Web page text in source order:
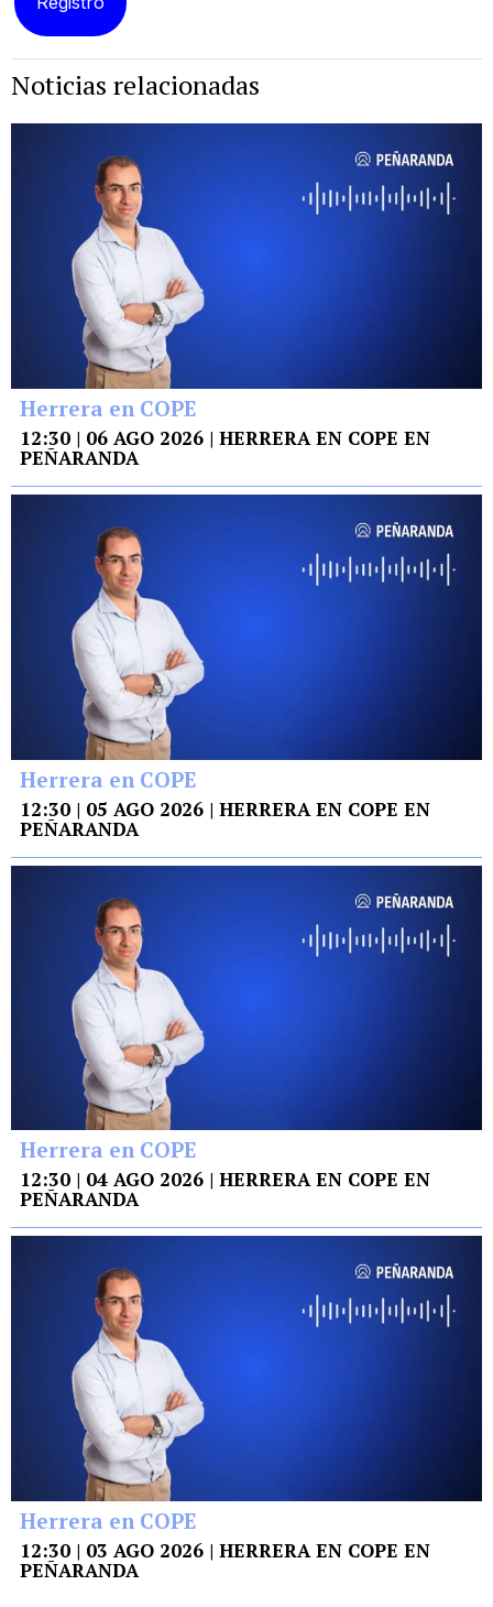
Noticias relacionadas
Herrera en COPE
12:30 | 06 AGO 2026 | HERRERA EN COPE EN
PEÑARANDA
Herrera en COPE
12:30 | 05 AGO 2026 | HERRERA EN COPE EN
PEÑARANDA
Herrera en COPE
12:30 | 04 AGO 2026 | HERRERA EN COPE EN
PEÑARANDA
Herrera en COPE
12:30 | 03 AGO 2026 | HERRERA EN COPE EN
PEÑARANDA